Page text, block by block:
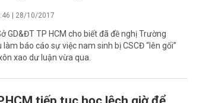
| 28/10/2017
GD&ĐT TP HCM cho biết đã đề nghị Trường
làm báo cáo sự việc nam sinh bị CSCĐ “lên gối”
xao dư luận vừa qua.